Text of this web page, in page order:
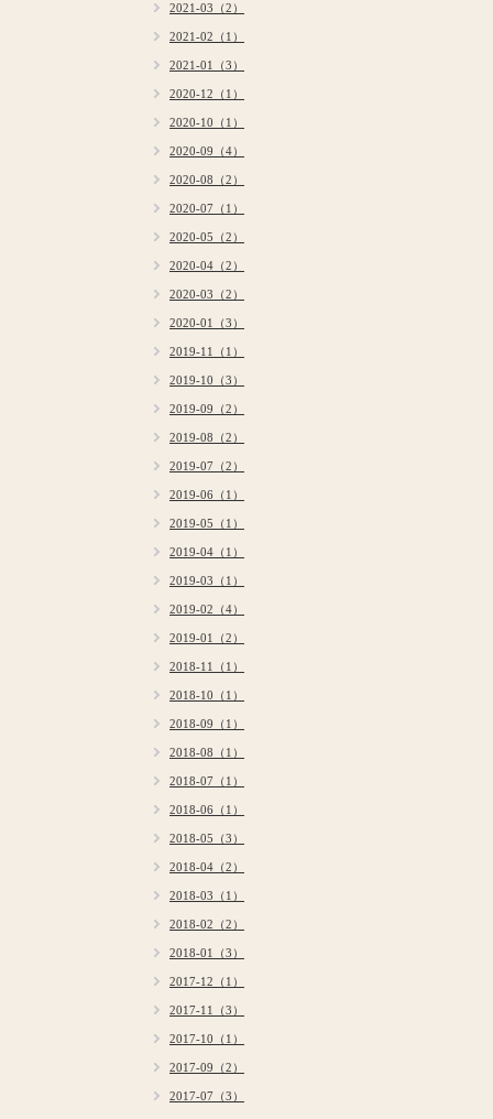
2021-03（2）
2021-02（1）
2021-01（3）
2020-12（1）
2020-10（1）
2020-09（4）
2020-08（2）
2020-07（1）
2020-05（2）
2020-04（2）
2020-03（2）
2020-01（3）
2019-11（1）
2019-10（3）
2019-09（2）
2019-08（2）
2019-07（2）
2019-06（1）
2019-05（1）
2019-04（1）
2019-03（1）
2019-02（4）
2019-01（2）
2018-11（1）
2018-10（1）
2018-09（1）
2018-08（1）
2018-07（1）
2018-06（1）
2018-05（3）
2018-04（2）
2018-03（1）
2018-02（2）
2018-01（3）
2017-12（1）
2017-11（3）
2017-10（1）
2017-09（2）
2017-07（3）